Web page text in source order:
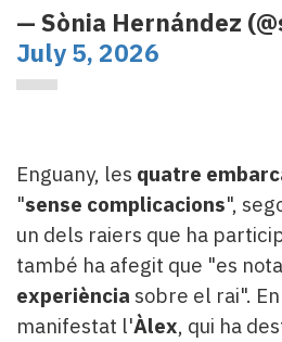
— Sònia Hernández
July 5, 2026
Enguany, les quatre
"sense complicacions",
un dels raiers que ha
també ha afegit que "es
experiència sobre el rai".
manifestat l'Àlex, qui ha